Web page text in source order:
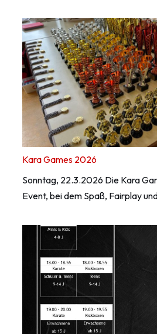
Kara Games 2026
Sonntag, 22.3.2026 Die Kara
Event, bei dem Spaß, Fairplay